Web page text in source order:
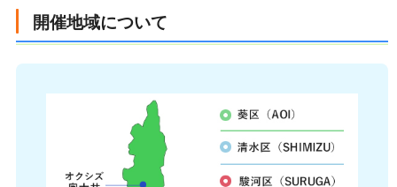
開催地域について